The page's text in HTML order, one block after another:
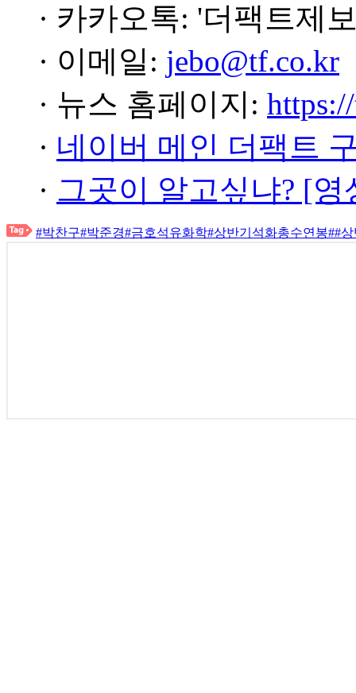
· 카카오톡: '더팩트제
· 이메일: jebo@tf.co.kr
· 뉴스 홈페이지:
· 네이버 메인 더팩트
· 그곳이 알고싶냐? [
#박찬구#박준경#금호석유화학#상반기석화총수연봉##